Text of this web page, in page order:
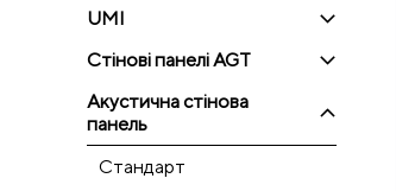
UMI
Стінові панелі AGT
Акустична стінова
панель
Стандарт